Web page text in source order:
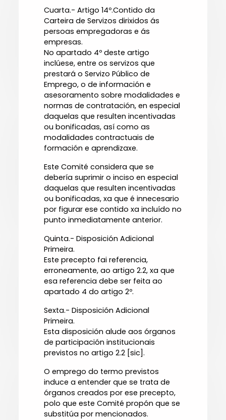
Cuarta.- Artigo 14º.Contido da
Carteira de Servizos dirixidos ás
persoas empregadoras e ás
empresas.
No apartado 4º deste artigo
inclúese, entre os servizos que
prestará o Servizo Público de
Emprego, o de información e
asesoramento sobre modalidades e
normas de contratación, en especial
daquelas que resulten incentivadas
ou bonificadas, así como as
modalidades contractuais de
formación e aprendizaxe.
Este Comité considera que se
debería suprimir o inciso en especial
daquelas que resulten incentivadas
ou bonificadas, xa que é innecesario
por figurar ese contido xa incluído no
punto inmediatamente anterior.
Quinta.- Disposición Adicional
Primeira.
Este precepto fai referencia,
erroneamente, ao artigo 2.2, xa que
esa referencia debe ser feita ao
apartado 4 do artigo 2º.
Sexta.- Disposición Adicional
Primeira.
Esta disposición alude aos órganos
de participación institucionais
previstos no artigo 2.2 [sic].
O emprego do termo previstos
induce a entender que se trata de
órganos creados por ese precepto,
polo que este Comité propón que se
substitúa por mencionados.